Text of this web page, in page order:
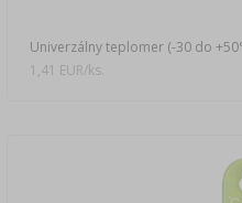
Univerzálny teplomer (-30 do
1,41 EUR/ks.